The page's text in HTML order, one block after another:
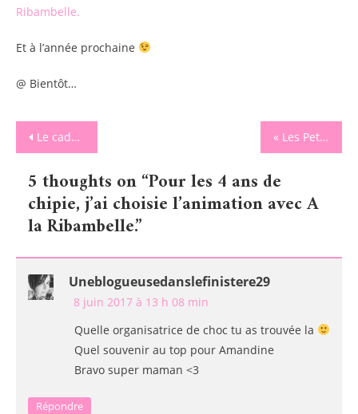
Ribambelle.
Et à l’année prochaine
@ Bientôt…
Navigation
de
l’article
Le cadeau de fin d’année scolaire se trouve chez Les Petits Zepp. « Les Petits Chats » prends soin de nos bébés.
5 thoughts on “Pour les 4 ans de
chipie, j’ai choisie l’animation avec A
la Ribambelle.”
Uneblogueusedanslefinistere29
8 juin 2017 à 13 h 08 min
Quelle organisatrice de choc tu as trouvée la
Quel souvenir au top pour Amandine
Bravo super maman <3
Répondre